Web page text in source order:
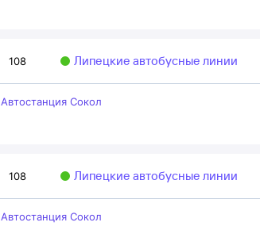
108 Липецкие автобусные линии
Автостанция Сокол
108 Липецкие автобусные линии
Автостанция Сокол